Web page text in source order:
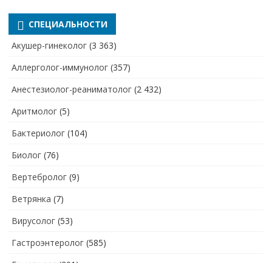
СПЕЦИАЛЬНОСТИ
Акушер-гинеколог (3 363)
Аллерголог-иммунолог (357)
Анестезиолог-реаниматолог (2 432)
Аритмолог (5)
Бактериолог (104)
Биолог (76)
Вертебролог (9)
Ветрянка (7)
Вирусолог (53)
Гастроэнтеролог (585)